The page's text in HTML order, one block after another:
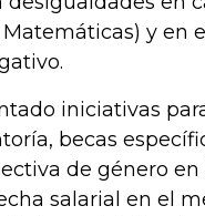
y en
iniciativas
becas
de género en
salarial en el